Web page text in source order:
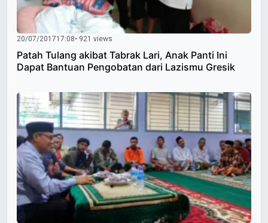
20/07/201717:08• 921 views
Patah Tulang akibat Tabrak Lari, Anak Panti Ini
Dapat Bantuan Pengobatan dari Lazismu Gresik